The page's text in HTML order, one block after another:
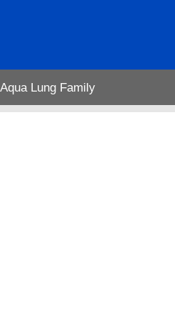
Aqua Lung Family